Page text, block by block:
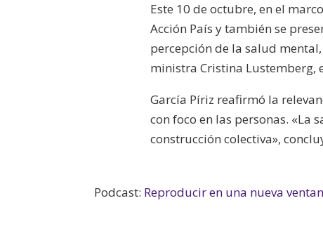
Este 10 de octubre, en el
Acción País y también se
percepción de la salud
ministra Cristina Lustemberg,
García Píriz reafirmó la
con foco en las personas. «La
construcción colectiva»,
Podcast: Reproducir en una nueva